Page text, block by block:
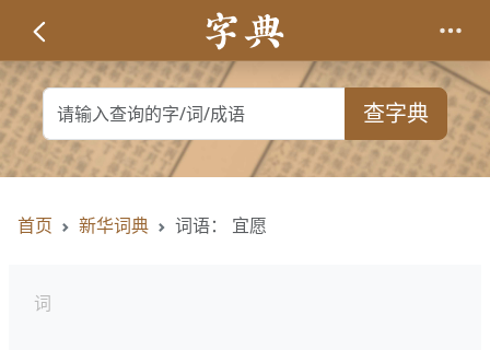
查字典
首页 新华词典 词语： 宜愿
词